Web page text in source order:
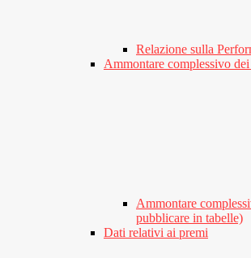
Relazione sulla
Ammontare complessivo
Ammontare
pubblicare in tabelle)
Dati relativi ai premi